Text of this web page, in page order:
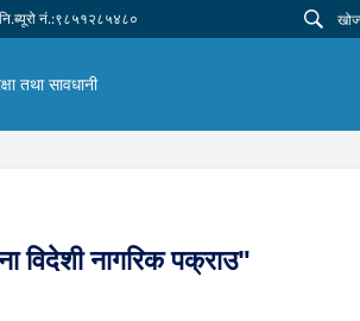
नं.:९८५१२८५४८०
तथा सावधानी
नागरिक पक्राउ"